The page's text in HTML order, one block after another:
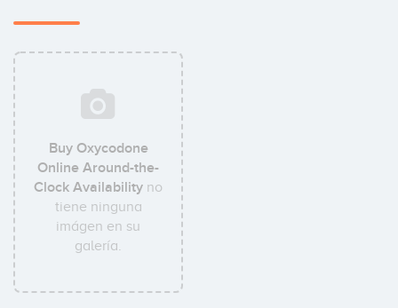
Buy Oxycodone
Online Around-the-
Clock Availability no
tiene ninguna
imágen en su
galería.